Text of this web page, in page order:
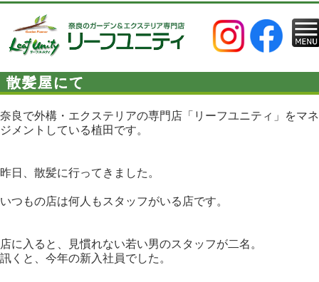
散髪屋にて
奈良で外構・エクステリアの専門店「リーフユニティ」をマネ
ジメントしている植田です。
昨日、散髪に行ってきました。
いつもの店は何人もスタッフがいる店です。
店に入ると、見慣れない若い男のスタッフが二名。
訊くと、今年の新入社員でした。